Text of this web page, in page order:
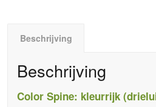
Beschrijving
Beschrijving
Color Spine: kleurrijk